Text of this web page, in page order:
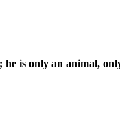
is only an animal,